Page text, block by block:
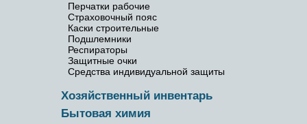
Перчатки рабочие
Страховочный пояс
Каски строительные
Подшлемники
Респираторы
Защитные очки
Средства индивидуальной защиты
Хозяйственный инвентарь
Бытовая химия